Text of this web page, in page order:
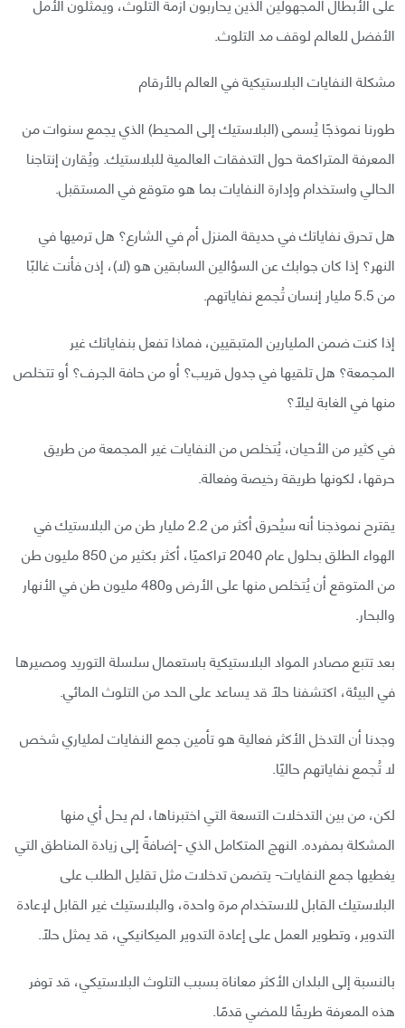
الأفضل للعالم لوقف مد التلوث.
مشكلة النفايات البلاستيكية في العالم بالأرقام
طورنا نموذجًا يُسمى (البلاستيك إلى المحيط) الذي يجمع سنوات من
المعرفة المتراكمة حول التدفقات العالمية للبلاستيك. ويُقارن إنتاجنا
الحالي واستخدام وإدارة النفايات بما هو متوقع في المستقبل.
هل تحرق نفاياتك في حديقة المنزل أم في الشارع؟ هل ترميها في
النهر؟ إذا كان جوابك عن السؤالين السابقين هو (لا)، إذن فأنت غالبًا
من 5.5 مليار إنسان تُجمع نفاياتهم.
إذا كنت ضمن المليارين المتبقيين، فماذا تفعل بنفاياتك غير
المجمعة؟ هل تلقيها في جدول قريب؟ أو من حافة الجرف؟ أو تتخلص
منها في الغابة ليلًا؟
في كثير من الأحيان، يُتخلص من النفايات غير المجمعة من طريق
حرقها، لكونها طريقة رخيصة وفعالة.
يقترح نموذجنا أنه سيُحرق أكثر من 2.2 مليار طن من البلاستيك في
الهواء الطلق بحلول عام 2040 تراكميًا، أكثر بكثير من 850 مليون طن
من المتوقع أن يُتخلص منها على الأرض و480 مليون طن في الأنهار
والبحار.
بعد تتبع مصادر المواد البلاستيكية باستعمال سلسلة التوريد ومصيرها
في البيئة، اكتشفنا حلًا قد يساعد على الحد من التلوث المائي.
وجدنا أن التدخل الأكثر فعالية هو تأمين جمع النفايات لملياري شخص
لا تُجمع نفاياتهم حاليًا.
لكن، من بين التدخلات التسعة التي اختبرناها، لم يحل أي منها
المشكلة بمفرده. النهج المتكامل الذي -إضافةً إلى زيادة المناطق التي
يغطيها جمع النفايات- يتضمن تدخلات مثل تقليل الطلب على
البلاستيك القابل للاستخدام مرة واحدة، والبلاستيك غير القابل لإعادة
التدوير، وتطوير العمل على إعادة التدوير الميكانيكي، قد يمثل حلًا.
بالنسبة إلى البلدان الأكثر معاناة بسبب التلوث البلاستيكي، قد توفر
هذه المعرفة طريقًا للمضي قدمًا.